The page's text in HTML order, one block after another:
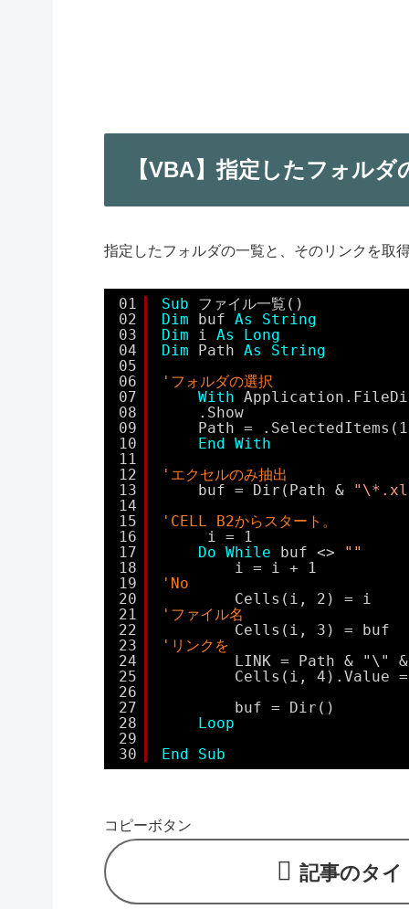
【VBA】指定したフォル
指定したフォルダの一覧と、そのリンクを取
01
02
03
04
05
06
07
08
09
10
11
12
13
14
15
16
17
18
19
20
21
22
23
24
25
26
27
28
29
30
Sub
ファイル一覧()
Dim
buf As
String
Dim
i As
Long
Dim
Path As
String
'フォルダの選択
With
.Show
Path =
End With
'エクセルのみ抽出
buf = Dir(Path &
'CELL B2からスタート。
i = 1
Do While buf <>
""
i = i + 1
'No
Cells(i, 2) = i
'ファイル名
Cells(i, 3) = buf
'リンクを
LINK = Path & "\"
Cells(i, 4).Value =
buf = Dir()
Loop
End
Sub
コピーボタン
記事のタ